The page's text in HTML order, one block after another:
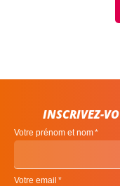
INSCRIVEZ-
Votre prénom et nom
Votre email